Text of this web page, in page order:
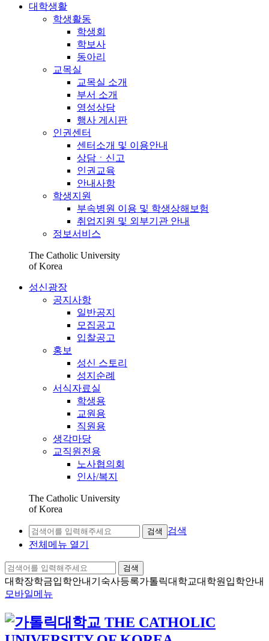
대학생활
학생활동
학생회
학보사
동아리
교목실
교목실 소개
부서 소개
영성상담
행사 게시판
인권센터
센터소개 및 이용안내
상담ㆍ신고
인권교육
안내사항
학생지원
부속병원 이용 및 학생상해보험
취업지원 및 외부기관 안내
정보서비스
The Catholic University
of Korea
성신광장
공지사항
일반공지
모집공고
입찰공고
홍보
성신 스토리
성지순례
서식자료실
학생용
교원용
직원용
생각마당
교직원전용
노사협의회
인사/복지
The Catholic University
of Korea
검색
검색
전체메뉴 열기
검색
대학장학금입학안내 기숙사등록가톨릭대학교대학원입학안내
모바일메뉴